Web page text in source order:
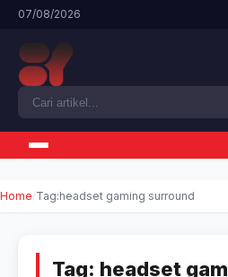
07/08/2026
Home Tag:headset gaming surround
Tag: headset